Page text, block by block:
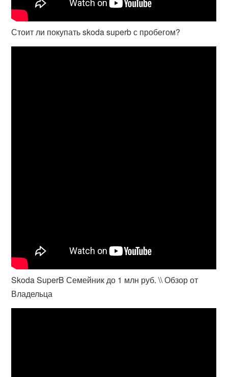
Стоит ли покупать skoda superb с пробегом?
Skoda SuperB Семейник до 1 млн руб. \\ Обзор от
Владельца